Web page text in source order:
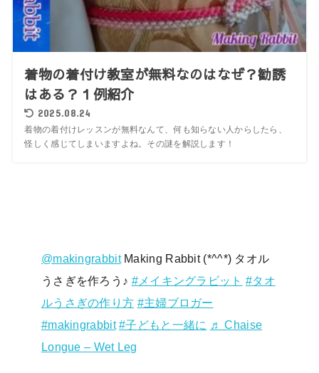
着物の着付け教室が無料なのはなぜ？勧誘
はある？１例紹介
2025.08.24
着物の着付けレッスンが無料なんて、何も知らない人からしたら、
怪しく感じてしまいますよね。その謎を解説します！
@makingrabbitMaking Rabbit (*^^*) タオル
うさぎを作ろう♪ #メイキングラビット #タオ
ルうさぎの作り方 #主婦ブロガー
#makingrabbit #子どもと一緒に ♬ Chaise
Longue – Wet Leg